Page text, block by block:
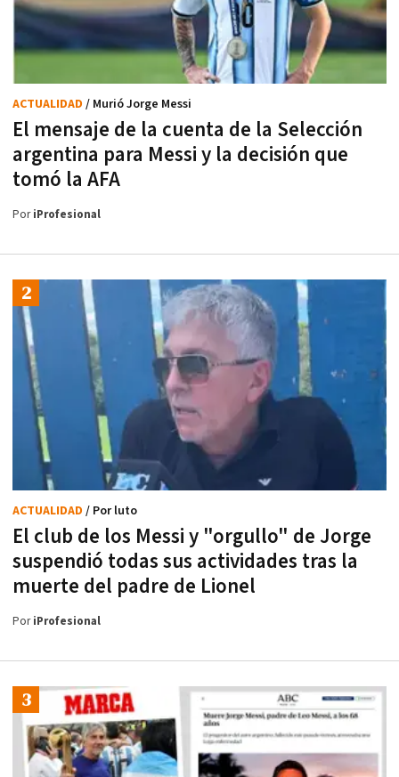
El mensaje de la cuenta de la Selección
argentina para Messi y la decisión que
tomó la AFA
ACTUALIDAD / Murió Jorge Messi
PoriProfesional
El club de los Messi y "orgullo" de Jorge
suspendió todas sus actividades tras la
muerte del padre de Lionel
ACTUALIDAD / Por luto
PoriProfesional